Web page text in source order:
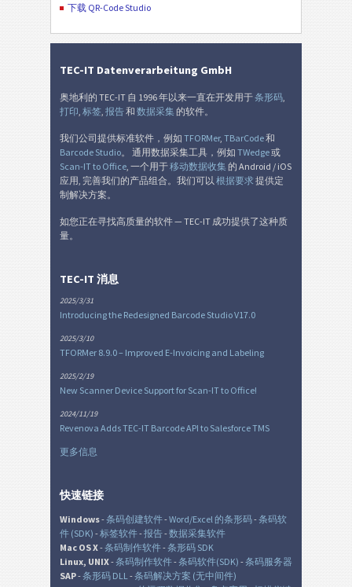
下载 QR-Code Studio
TEC-IT Datenverarbeitung GmbH
奥地利的 TEC-IT 自 1996 年以来一直在开发用于条形码,
打印, 标签, 报告和 数据采集的软件。
我们公司提供标准软件，例如 TFORMer, TBarCode和
Barcode Studio。 通用数据采集工具，例如 TWedge或
Scan-IT to Office, 一个用于移动数据收集的 Android / iOS
应用, 完善我们的产品组合。我们可以 根据要求 提供定
制解决方案。
如您正在寻找高质量的软件 — TEC-IT 成功提供了这种质
量。
TEC-IT 消息
2025/3/31
Introducing the Redesigned Barcode Studio V17.0
2025/3/10
TFORMer 8.9.0 – Improved E-Invoicing and Labeling
2025/2/19
New Scanner Device Support for Scan-IT to Office!
2024/11/19
Revenova Adds TEC-IT Barcode API to Salesforce TMS
更多信息
快速链接
Windows-条码创建软件-Word/Excel 的条形码-条码软
件 (SDK) -标签软件-报告-数据采集软件
Mac OS X-条码制作软件-条形码 SDK
Linux, UNIX-条码制作软件-条码软件(SDK) -条码服务器
SAP-条形码 DLL-条码解决方案 (无中间件)